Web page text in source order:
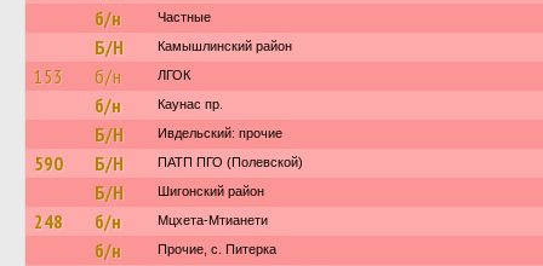
б/н Частные
Б/Н Камышлинский район
153 б/н ЛГОК
б/н Каунас пр.
Б/Н Ивдельский: прочие
590 Б/Н ПАТП ПГО (Полевской)
Б/Н Шигонский район
248 б/н Мцхета-Мтианети
б/н Прочие, с. Питерка